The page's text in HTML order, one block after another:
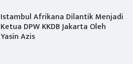
Istambul Afrikana Dilantik Menjadi
Ketua DPW KKDB Jakarta Oleh
Yasin Azis